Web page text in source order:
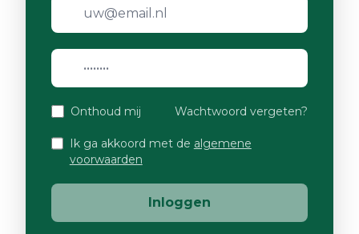
Onthoud mij Wachtwoord vergeten?
Ik ga akkoord met de algemene
voorwaarden
Inloggen